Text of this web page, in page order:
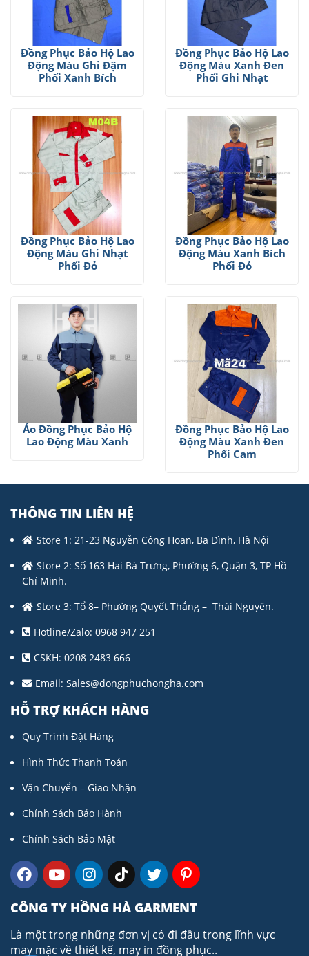
Đồng Phục Bảo Hộ Lao
Động Màu Ghi Đậm
Phối Xanh Bích
Đồng Phục Bảo Hộ Lao
Động Màu Xanh Đen
Phối Ghi Nhạt
Đồng Phục Bảo Hộ Lao
Động Màu Ghi Nhạt
Phối Đỏ
Đồng Phục Bảo Hộ Lao
Động Màu Xanh Bích
Phối Đỏ
Áo Đồng Phục Bảo Hộ
Lao Động Màu Xanh
Đồng Phục Bảo Hộ Lao
Động Màu Xanh Đen
Phối Cam
THÔNG TIN LIÊN HỆ
Store 1: 21-23 Nguyễn Công Hoan, Ba Đình, Hà Nội
Store 2: Số 163 Hai Bà Trưng, Phường 6, Quận 3, TP Hồ
Chí Minh.
Store 3: Tổ 8– Phường Quyết Thắng – Thái Nguyên.
Hotline/Zalo: 0968 947 251
CSKH: 0208 2483 666
Email: Sales@dongphuchongha.com
HỖ TRỢ KHÁCH HÀNG
Quy Trình Đặt Hàng
Hình Thức Thanh Toán
Vận Chuyển – Giao Nhận
Chính Sách Bảo Hành
Chính Sách Bảo Mật
CÔNG TY HỒNG HÀ GARMENT
Là một trong những đơn vị có đi đầu trong lĩnh vực
may mặc về thiết kế, may in đồng phục..